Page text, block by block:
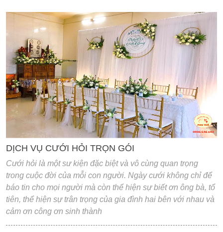
'
DỊCH VỤ CƯỚI HỎI TRỌN GÓI
Cưới hỏi là một sư kiện đặc biệt và vô cùng quan trọng
trong cuộc đời của mỗi con người. Ngày cưới không chỉ để
báo tin cho mọi người mà còn thể hiện sự biết ơn ông bà, tổ
tiên, thể hiện sự trân trọng của gia đình hai bên với nhau và
cảm ơn công ơn sinh thành